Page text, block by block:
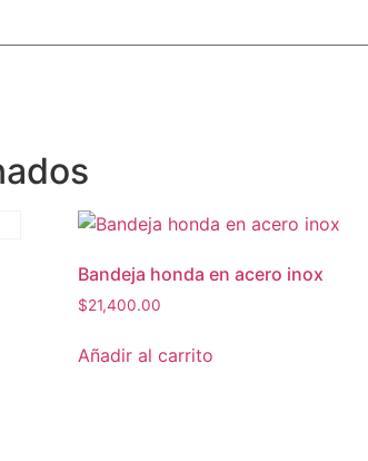
Bandeja honda en acero inox
$21,400.00
Añadir al carrito